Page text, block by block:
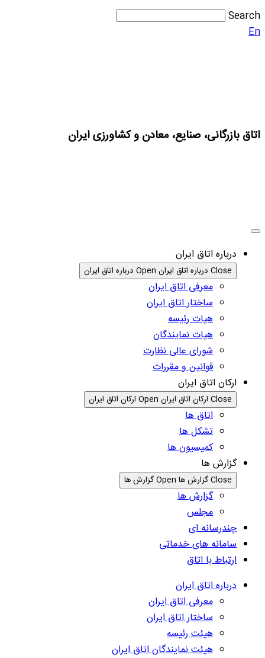
Search
En
اتاق بازرگانی، صنایع، معادن و کشاورزی ایران
درباره اتاق ایران
Close درباره اتاق ایران Open درباره اتاق ایران
معرفی اتاق ایران
ساختار اتاق ایران
هیات رئیسه
هیات نمایندگان
شورای عالی نظارت
قوانین و مقررات
ارکان اتاق ایران
Close ارکان اتاق ایران Open ارکان اتاق ایران
اتاق ها
تشکل ها
کمیسیون ها
گزارش ها
Close گزارش ها Open گزارش ها
گزارش ها
مجلس
چندرسانه ای
سامانه های خدماتی
ارتباط با اتاق
درباره اتاق ایران
معرفی اتاق ایران
ساختار اتاق ایران
هیئت رئیسه
هیئت نمایندگان اتاق ایران